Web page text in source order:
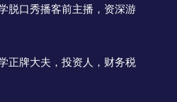
脱口秀播客前主播，资深游
正牌大夫，投资人，财务税